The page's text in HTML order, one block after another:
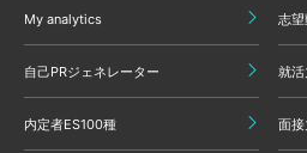
My analytics 志
自己PRジェネレーター 就
内定者ES100種 面